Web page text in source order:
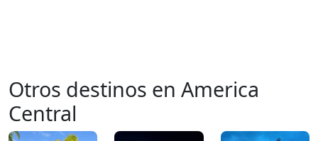
Otros destinos en America
Central